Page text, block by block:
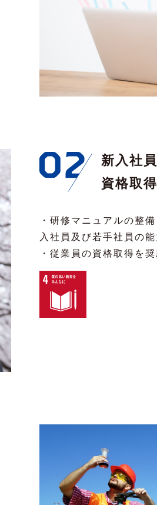
新入社
資格取
・研修マニュアルの整
入社員及び若手社員の
・従業員の資格取得を